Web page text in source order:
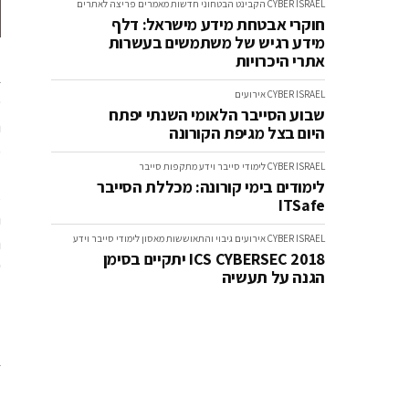
CYBER ISRAEL הקבינט הבטחוני חדשותמאמרים פריצה לאתרים
חוקרי אבטחת מידע מישראל: דלף
מידע רגיש של משתמשים בעשרות
אתרי היכרויות
CYBER ISRAELאירועים
שבוע הסייבר הלאומי השנתי יפתח
היום בצל מגיפת הקורונה
CYBER ISRAELלימודי סייבר וידעמתקפות סייבר
לימודים בימי קורונה: מכללת הסייבר
ITSafe
CYBER ISRAELאירועים גיבוי והתאוששות מאסון לימודי סייבר וידע
ICS CYBERSEC 2018 יתקיים בסימן
הגנה על תעשיה